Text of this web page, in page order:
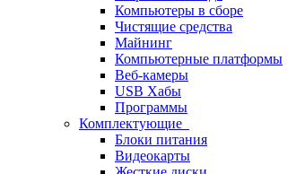
Компьютеры в сборе
Чистящие средства
Майнинг
Компьютерные платформы
Веб-камеры
USB Хабы
Программы
Комплектующие
Блоки питания
Видеокарты